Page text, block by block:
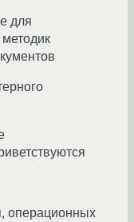
для
операционных